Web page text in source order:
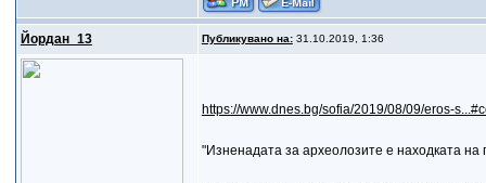
Йордан_13 Публикувано на:31.10.2019, 1:36
https://www.dnes.bg/sofia/2019/08/09/eros-
"Изненадата за археолозите е находката